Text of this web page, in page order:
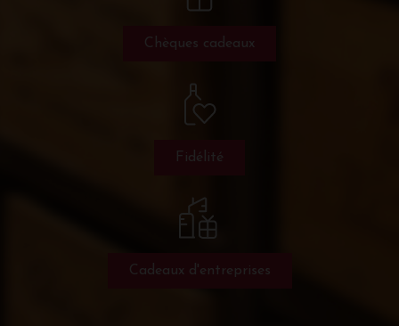
Chèques cadeaux
Fidélité
Cadeaux d'entreprises